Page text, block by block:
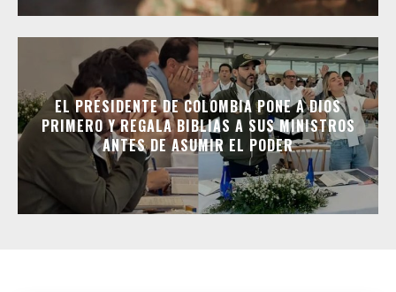
EL PRESIDENTE DE COLOMBIA PONE A DIOS
PRIMERO Y REGALA BIBLIAS A SUS MINISTROS
ANTES DE ASUMIR EL PODER